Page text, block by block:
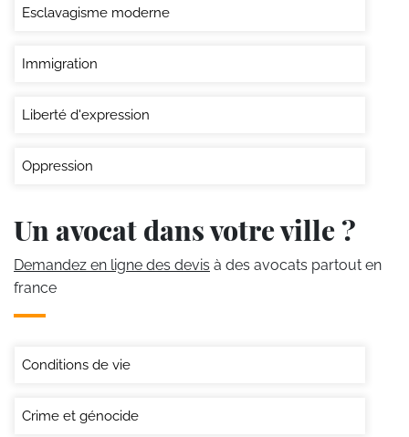
Esclavagisme moderne
Immigration
Liberté d'expression
Oppression
Un avocat dans votre ville ?
Demandez en ligne des devis à des avocats partout en
france
Conditions de vie
Crime et génocide